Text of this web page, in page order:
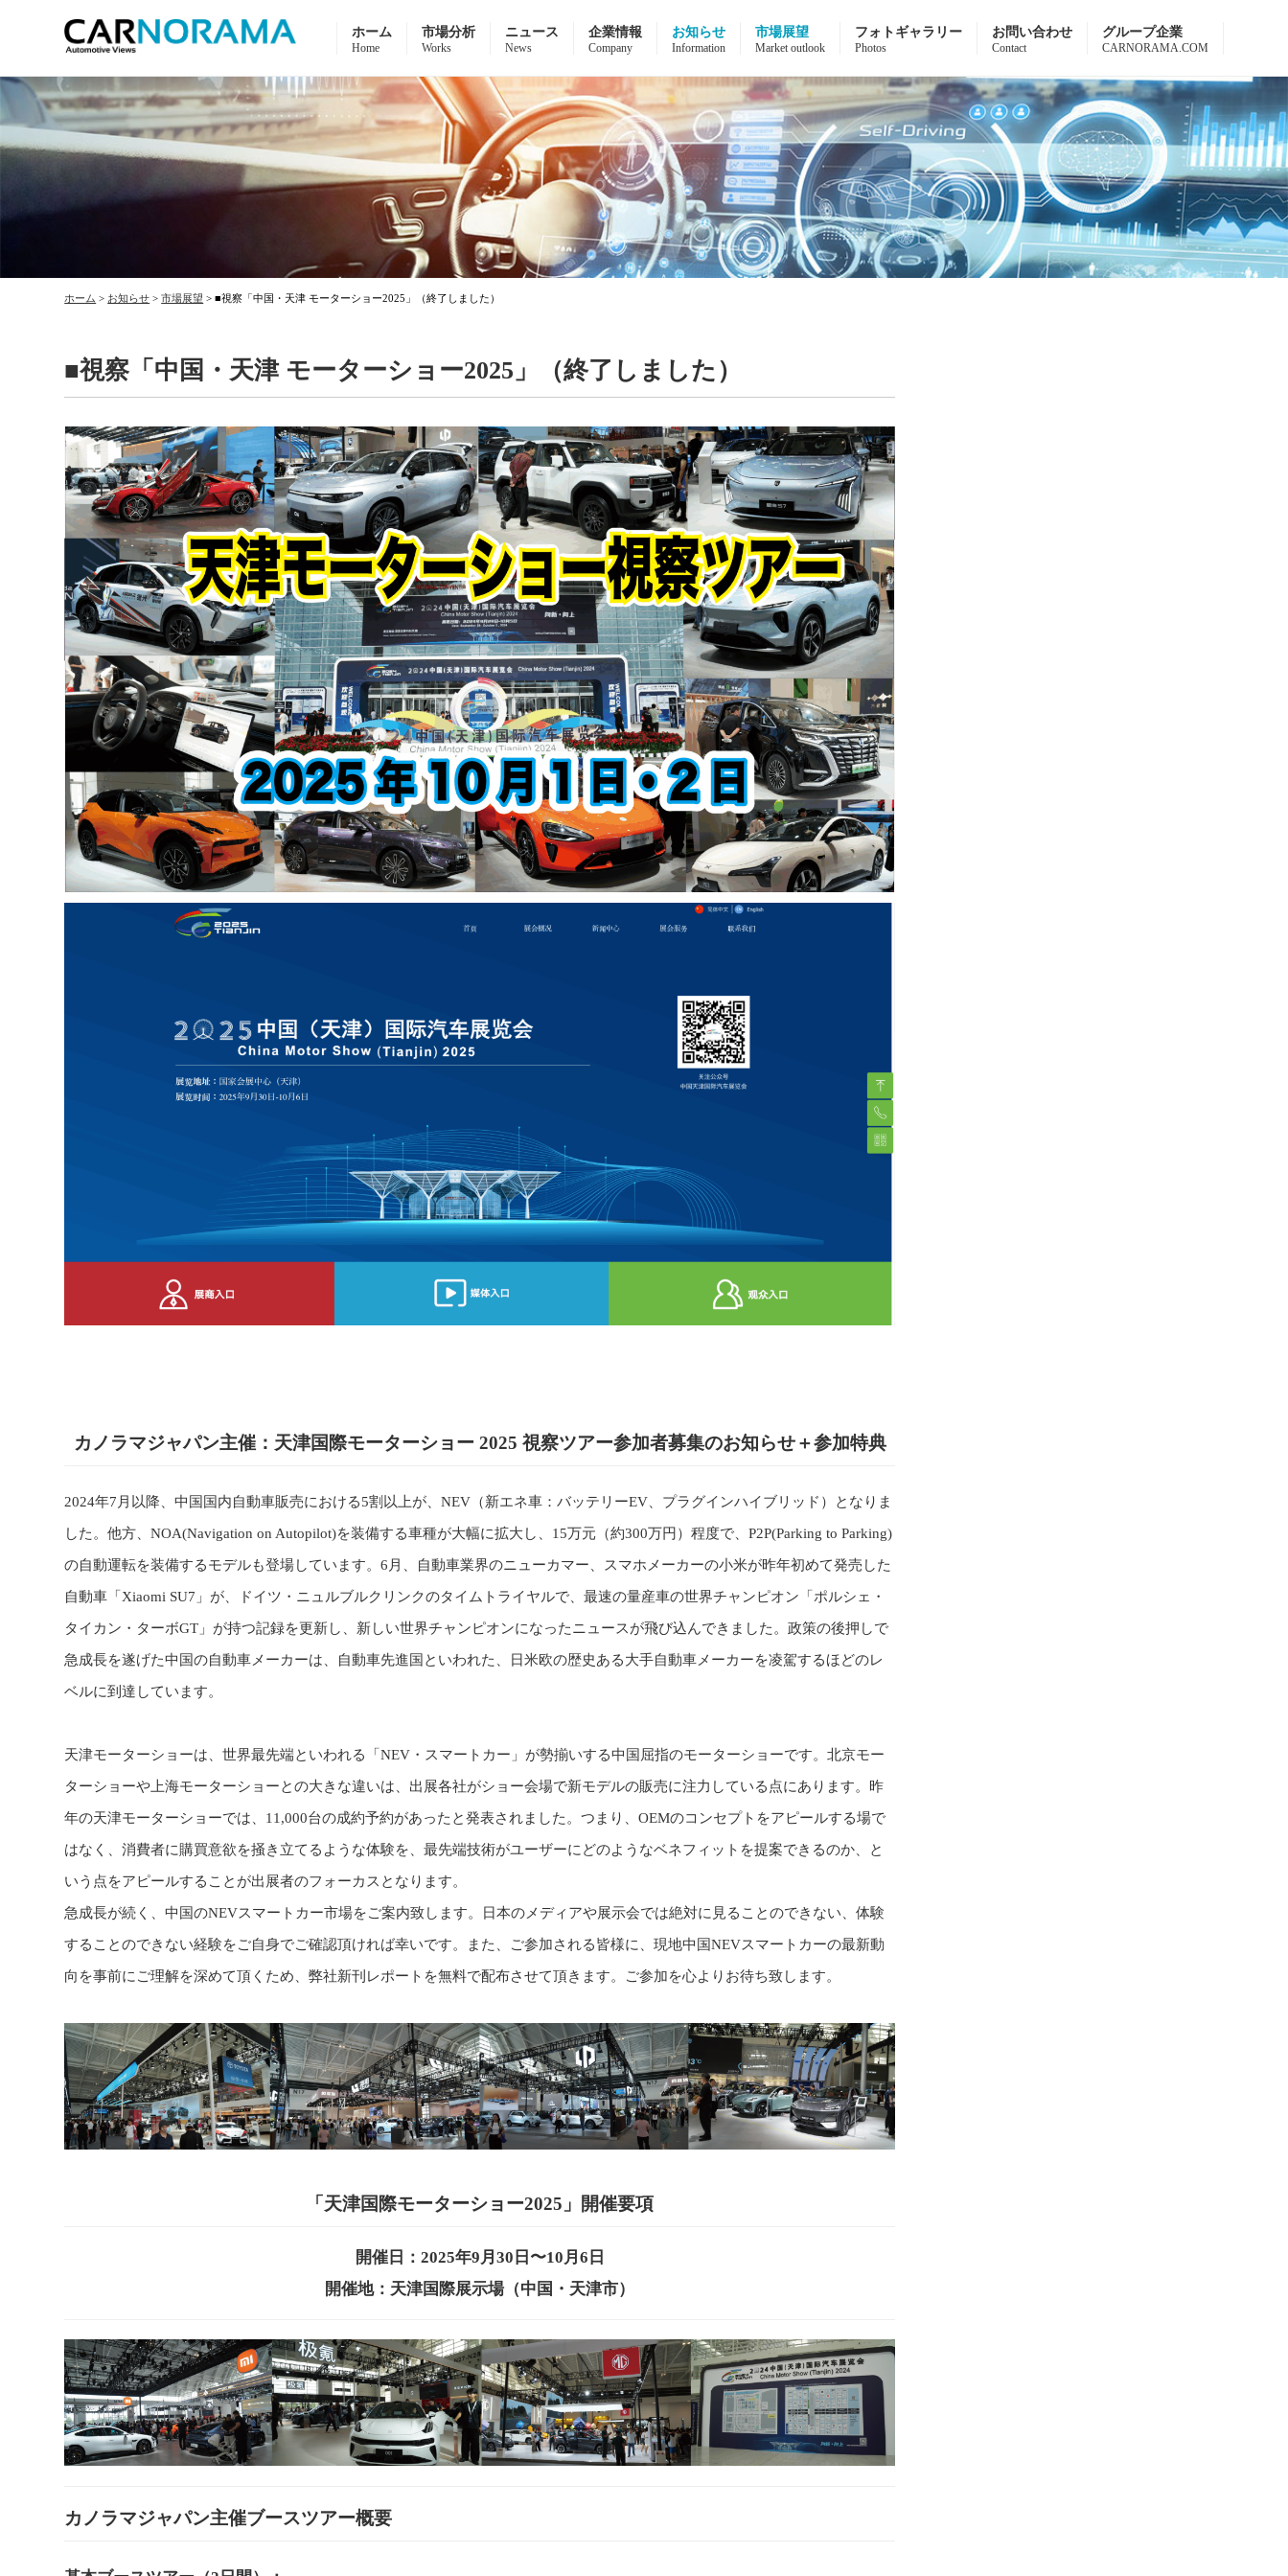
ホーム
Home
市場分析
Works
ニュース
News
企業情報
Company
お知らせ
Information
市場展望
Market outlook
フォトギャラリー
Photos
お問い合わせ
Contact
グループ企業
CARNORAMA.COM
ホーム > お知らせ >市場展望 >■視察「中国・天津 モーターショー2025」（終了しました）
■視察「中国・天津 モーターショー2025」（終了しました）
カノラマジャパン主催：天津国際モーターショー 2025 視察ツアー参加者募集のお知らせ＋参加特典
2024年7月以降、中国国内自動車販売における5割以上が、NEV（新エネ車：バッテリーEV、プラグインハイブリッド）となりま
した。他方、NOA(Navigation on Autopilot)を装備する車種が大幅に拡大し、15万元（約300万円）程度で、P2P(Parking to Parking)
の自動運転を装備するモデルも登場しています。6月、自動車業界のニューカマー、スマホメーカーの小米が昨年初めて発売した
自動車「Xiaomi SU7」が、ドイツ・ニュルブルクリンクのタイムトライヤルで、最速の量産車の世界チャンピオン「ポルシェ・
タイカン・ターボGT」が持つ記録を更新し、新しい世界チャンピオンになったニュースが飛び込んできました。政策の後押しで
急成長を遂げた中国の自動車メーカーは、自動車先進国といわれた、日米欧の歴史ある大手自動車メーカーを凌駕するほどのレ
ベルに到達しています。
天津モーターショーは、世界最先端といわれる「NEV・スマートカー」が勢揃いする中国屈指のモーターショーです。北京モー
ターショーや上海モーターショーとの大きな違いは、出展各社がショー会場で新モデルの販売に注力している点にあります。昨
年の天津モーターショーでは、11,000台の成約予約があったと発表されました。つまり、OEMのコンセプトをアピールする場で
はなく、消費者に購買意欲を掻き立てるような体験を、最先端技術がユーザーにどのようなベネフィットを提案できるのか、と
いう点をアピールすることが出展者のフォーカスとなります。
急成長が続く、中国のNEVスマートカー市場をご案内致します。日本のメディアや展示会では絶対に見ることのできない、体験
することのできない経験をご自身でご確認頂ければ幸いです。また、ご参加される皆様に、現地中国NEVスマートカーの最新動
向を事前にご理解を深めて頂くため、弊社新刊レポートを無料で配布させて頂きます。ご参加を心よりお待ち致します。
「天津国際モーターショー2025」開催要項
開催日：2025年9月30日〜10月6日
開催地：天津国際展示場（中国・天津市）
カノラマジャパン主催ブースツアー概要